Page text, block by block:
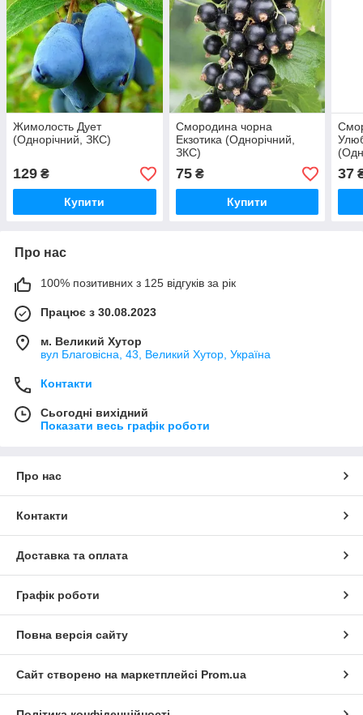
Жимолость Дует
(Однорічний, ЗКС)
129 ₴
Купити
Смородина чорна
Екзотика (Однорічний,
ЗКС)
75₴
Купити
37
Про нас
100% позитивних з 125 відгуків за рік
Працює з 30.08.2023
м. Великий Хутор
вул Благовісна, 43, Великий Хутор, Україна
Контакти
Сьогодні вихідний
Показати весь графік роботи
Про нас
Контакти
Доставка та оплата
Графік роботи
Повна версія сайту
Сайт створено на маркетплейсі Prom.ua